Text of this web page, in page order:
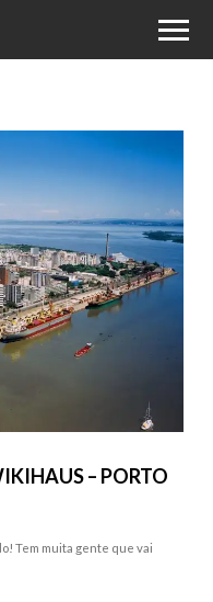
– PORTO
Tem muita gente que vai